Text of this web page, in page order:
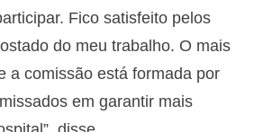
Fico satisfeito pelos
do meu trabalho. O mais
a comissão está formada por
em garantir mais